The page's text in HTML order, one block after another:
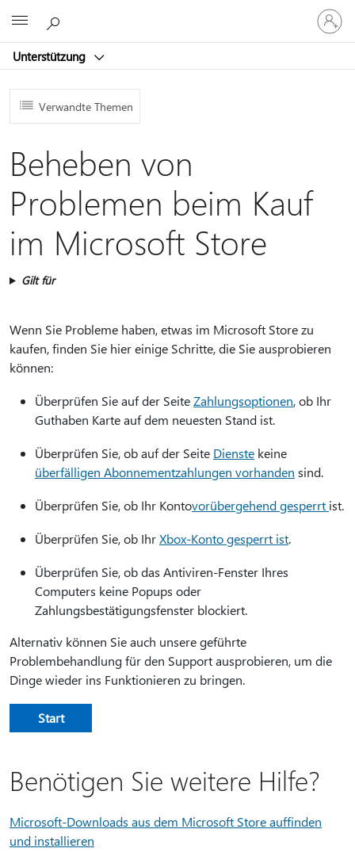
Unterstützung
Bei
Ihrem
Konto
Verwandte Themen
Beheben von
Problemen beim Kauf
im Microsoft Store
Gilt für
Wenn Sie Probleme haben, etwas im Microsoft Store zu
kaufen, finden Sie hier einige Schritte, die Sie ausprobieren
können:
Überprüfen Sie auf der SeiteZahlungsoptionen, ob Ihr
Guthaben Karte auf dem neuesten Stand ist.
Überprüfen Sie, ob auf der Seite Dienste keine
überfälligen Abonnementzahlungen vorhanden sind.
Überprüfen Sie, ob Ihr Kontovorübergehend gesperrt ist.
Überprüfen Sie, ob IhrXbox-Konto gesperrt ist.
Überprüfen Sie, ob das Antiviren-Fenster Ihres
Computers keine Popups oder
Zahlungsbestätigungsfenster blockiert.
Alternativ können Sie auch unsere geführte
Problembehandlung für den Support ausprobieren, um die
Dinge wieder ins Funktionieren zu bringen.
Start
Benötigen Sie weitere Hilfe?
Microsoft-Downloads aus dem Microsoft Store auffinden
und installieren